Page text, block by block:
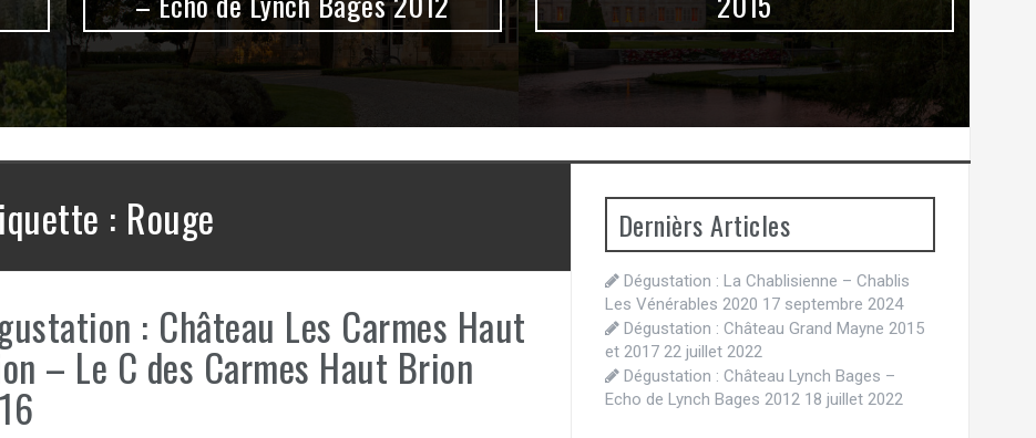
: Rouge
: Château Les Carmes Haut
– Le C des Carmes Haut Brion
Dernièrs Articles
Dégustation : La Chablisienne – Chablis
Les Vénérables 2020 17 septembre 2024
Dégustation : Château Grand Mayne 2015
et 2017 22 juillet 2022
Dégustation : Château Lynch Bages –
Echo de Lynch Bages 2012 18 juillet 2022